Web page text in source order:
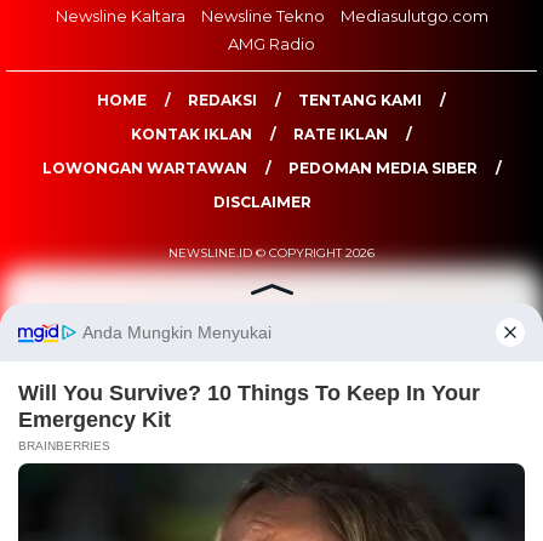
Newsline Kaltara
Newsline Tekno
Mediasulutgo.com
AMG Radio
HOME REDAKSI
TENTANG KAMI
KONTAK IKLAN
RATE IKLAN
LOWONGAN WARTAWAN
PEDOMAN MEDIA SIBER
DISCLAIMER
NEWSLINE.ID © COPYRIGHT 2026